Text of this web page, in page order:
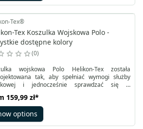
Tex®
Tex Koszulka Wojskowa Polo -
dostępne kolory
0
wojskowa Polo Helikon-Tex została
tak, aby spełniać wymogi służby
i jednocześnie sprawdzać się w
obowiązków służbowych.
159,99 zł*
options